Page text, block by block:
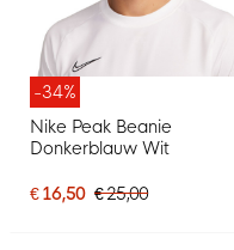
-34%
Nike Peak Beanie
Donkerblauw Wit
€ 16,50 € 25,00